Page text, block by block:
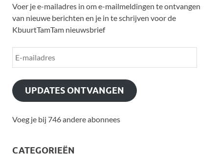
Voer je e-mailadres in om e-mailmeldingen te ontvangen
van nieuwe berichten en je in te schrijven voor de
KbuurtTamTam nieuwsbrief
UPDATES ONTVANGEN
Voeg je bij 746 andere abonnees
CATEGORIEËN